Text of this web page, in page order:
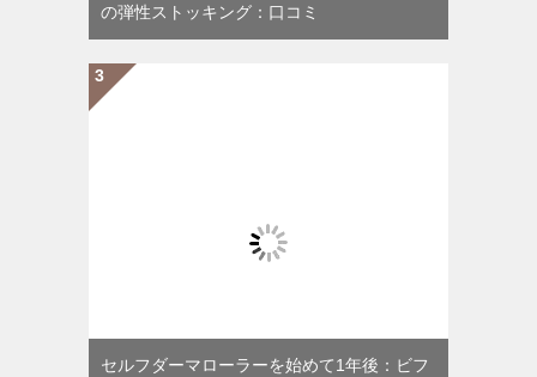
の弾性ストッキング：口コミ
セルフダーマローラーを始めて1年後：ビフ